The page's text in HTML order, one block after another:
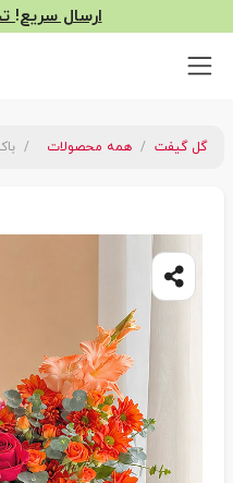
ارسال سریع!
گل گیفت همه محصولات